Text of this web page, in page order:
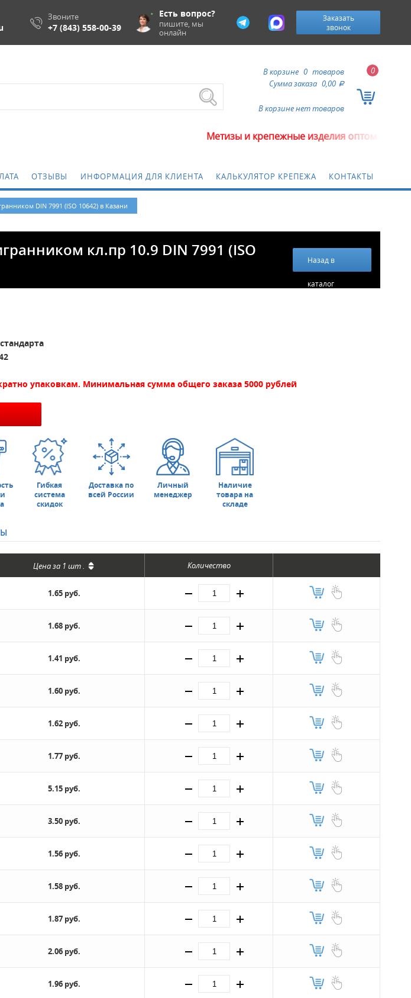
Есть вопрос?
пишите, мы
онлайн
Звоните
+7 (843) 558-00-39
Заказать
звонок
0
В корзине 0 товаров
Сумма заказа 0,00 a
В корзине нет товаров
Метизы и крепежные изделия оптом. Минимальная сумма
ОТЗЫВЫ ИНФОРМАЦИЯ ДЛЯ КЛИЕНТА КАЛЬКУЛЯТОР КРЕПЕЖА КОНТАКТЫ
DIN 7991 (ISO 10642) в Казани
кл.пр 10.9 DIN 7991 (ISO
Назад в
каталог
упаковкам. Минимальная сумма общего заказа 5000 рублей
Гибкая
система
скидок
Доставка по
всей России
Личный
менеджер
Наличие
товара на
складе
Цена за 1 шт. Количество
1.65 руб.
1.68 руб.
1.41 руб.
1.60 руб.
1.62 руб.
1.77 руб.
5.15 руб.
3.50 руб.
1.56 руб.
1.58 руб.
1.87 руб.
2.06 руб.
1.96 руб.